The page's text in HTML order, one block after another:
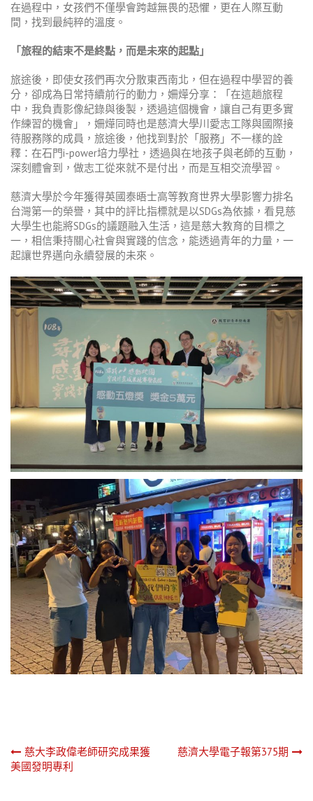
在過程中，女孩們不僅學會跨越無畏的恐懼，更在人際互動
間，找到最純粹的溫度。
「旅程的結束不是終點，而是未來的起點」
旅途後，即使女孩們再次分散東西南北，但在過程中學習的養
分，卻成為日常持續前行的動力，姍燁分享：「在這趟旅程
中，我負責影像紀錄與後製，透過這個機會，讓自己有更多實
作練習的機會」，姍燁同時也是慈濟大學川愛志工隊與國際接
待服務隊的成員，旅途後，他找到對於「服務」不一樣的詮
釋：在石門i-power培力學社，透過與在地孩子與老師的互動，
深刻體會到，做志工從來就不是付出，而是互相交流學習。
慈濟大學於今年獲得英國泰晤士高等教育世界大學影響力排名
台灣第一的榮譽，其中的評比指標就是以SDGs為依據，看見慈
大學生也能將SDGs的議題融入生活，這是慈大教育的目標之
一，相信秉持關心社會與實踐的信念，能透過青年的力量，一
起讓世界邁向永續發展的未來。
文慈大李政偉老師研究成果獲
美國發明專利
慈濟大學電子報第375期